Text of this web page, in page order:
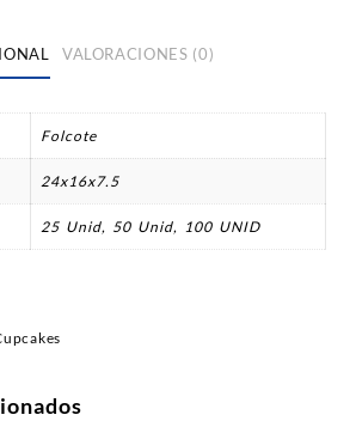
VALORACIONES (0)
Folcote
24x16x7.5
25 Unid, 50 Unid, 100 UNID